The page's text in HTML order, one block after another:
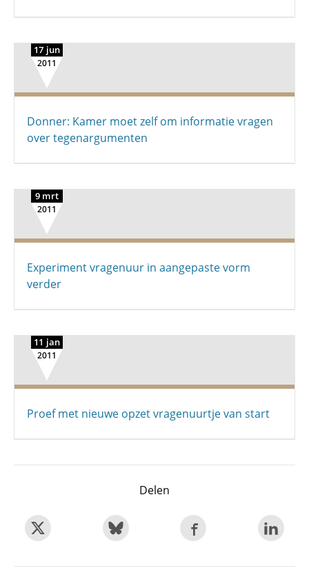
17 jun
2011
Donner: Kamer moet zelf om informatie vragen
over tegenargumenten
9 mrt
2011
Experiment vragenuur in aangepaste vorm
verder
11 jan
2011
Proef met nieuwe opzet vragenuurtje van start
Delen